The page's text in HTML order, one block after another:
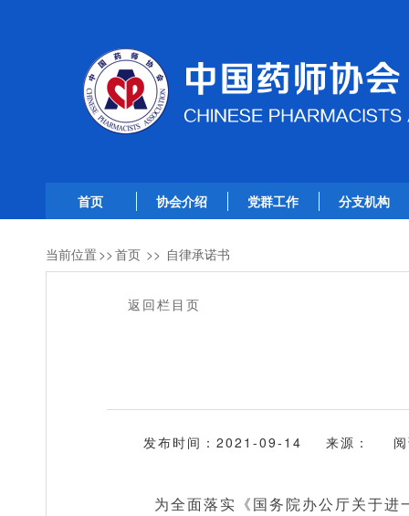
首页 协会介绍 党群工作 分支机构
当前位置 >>首页 >> 自律承诺书
返回栏目页
发布时间：2021-09-14 来源：
为全面落实《国务院办公厅关于